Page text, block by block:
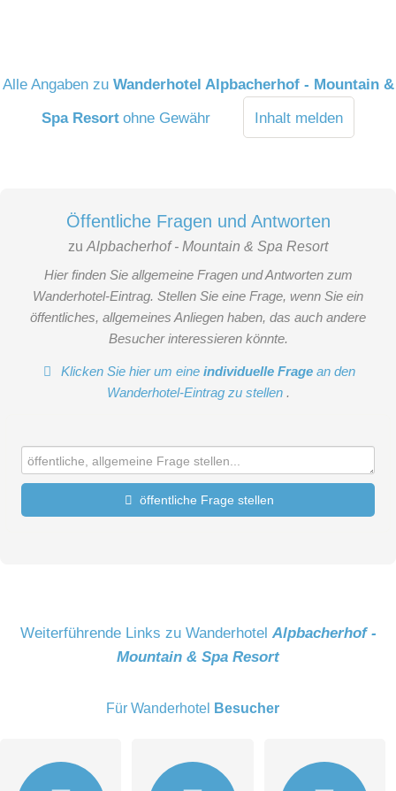
Alle Angaben zu Wanderhotel Alpbacherhof - Mountain &
Spa Resort ohne Gewähr Inhalt melden
Öffentliche Fragen und Antworten
zu Alpbacherhof - Mountain & Spa Resort
Hier finden Sie allgemeine Fragen und Antworten zum
Wanderhotel-Eintrag. Stellen Sie eine Frage, wenn Sie ein
öffentliches, allgemeines Anliegen haben, das auch andere
Besucher interessieren könnte.
Klicken Sie hier um eineindividuelle Frage an den
Wanderhotel-Eintrag zu stellen .
öffentliche Frage stellen
Weiterführende Links zu Wanderhotel Alpbacherhof -
Mountain & Spa Resort
Für Wanderhotel Besucher